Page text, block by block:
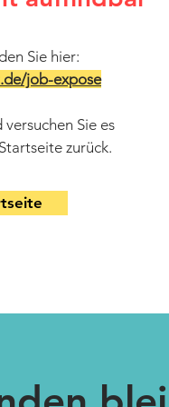
Sie hier:
job-expose
Sie es
zurück.